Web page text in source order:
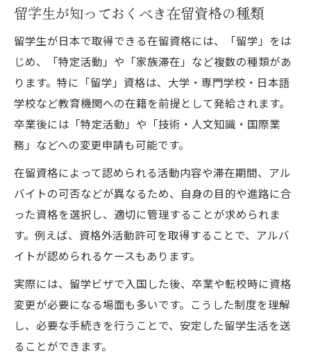
在留資格留学と資格外活動の注意点まとめ
28時間ルール正しい運用と違反防止のコツ
在留資格留学生の28時間ルールを正確に守
る
28時間ルールと在留資格違反のリスク回避
在留資格留学での複数アルバイト合算ルー
ル
資格外活動許可と28時間ルールの実践法
在留資格留学で違反しない時間管理術
卒業後も知っておきたい在留資格の条件
卒業後の在留資格変更と申請の流れを解説
留学生が卒業後に必要な在留資格手続き
在留資格留学と就職活動期間のポイント
卒業後も安心できる在留資格条件の確認方
留学生が知っておくべき在留資格の種類
留学生が日本で取得できる在留資格には、「留学」をは
じめ、「特定活動」や「家族滞在」など複数の種類があ
ります。特に「留学」資格は、大学・専門学校・日本語
学校など教育機関への在籍を前提として発給されます。
卒業後には「特定活動」や「技術・人文知識・国際業
務」などへの変更申請も可能です。
在留資格によって認められる活動内容や滞在期間、アル
バイトの可否などが異なるため、自身の目的や進路に合
った資格を選択し、適切に管理することが求められま
す。例えば、資格外活動許可を取得することで、アルバ
イトが認められるケースもあります。
実際には、留学ビザで入国した後、卒業や転校時に資格
変更が必要になる場面も多いです。こうした制度を理解
し、必要な手続きを行うことで、安定した留学生活を送
ることができます。